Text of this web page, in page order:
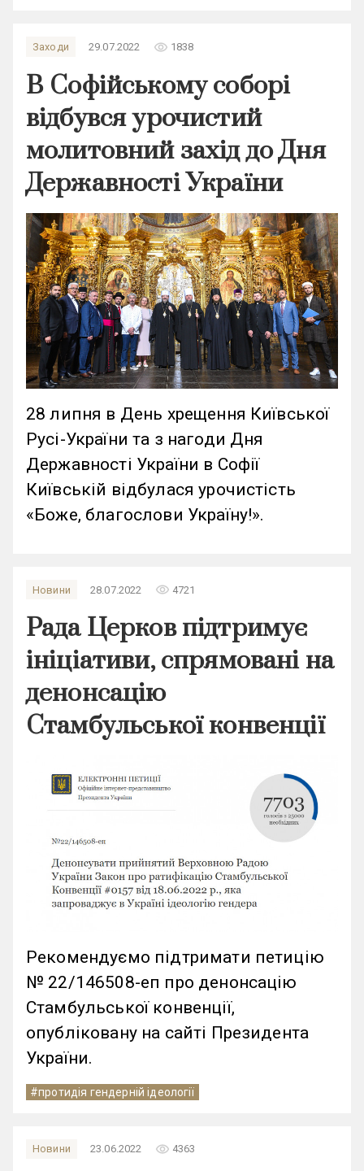
Заходи 29.07.2022 remove_red_eye 1838
В Софійському соборі
відбувся урочистий
молитовний захід до Дня
Державності України
28 липня в День хрещення Київської
Русі-України та з нагоди Дня
Державності України в Софії
Київській відбулася урочистість
«Боже, благослови Україну!».
Новини 28.07.2022 remove_red_eye 4721
Рада Церков підтримує
ініціативи, спрямовані на
денонсацію
Стамбульської конвенції
Рекомендуємо підтримати петицію
№ 22/146508-еп про денонсацію
Стамбульської конвенції,
опубліковану на сайті Президента
України.
#протидія гендерній ідеології
Новини 23.06.2022 remove_red_eye 4363